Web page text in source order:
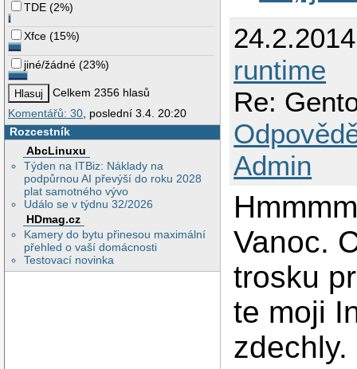
TDE (2%)
Xfce (15%)
jiné/žádné (23%)
Celkem 2356 hlasů
Komentářů: 30 , poslední 3.4. 20:20
Rozcestník
AbcLinuxu
Týden na ITBiz: Náklady na
podpůrnou AI převýší do roku 2028
plat samotného vývo
Událo se v týdnu 32/2026
HDmag.cz
Kamery do bytu přinesou maximální
přehled o vaší domácnosti
Testovací novinka
runtime
Re:
Admin
Vanoc.
trosku
te moji
zdechly.